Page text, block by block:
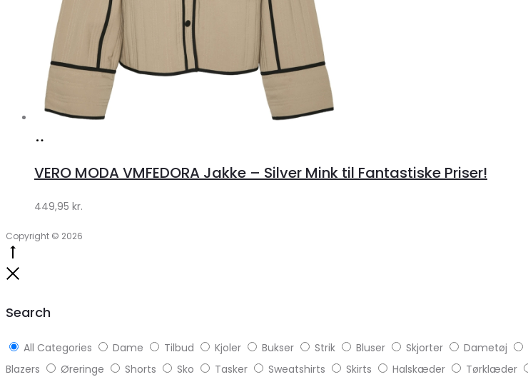
Klædeskabet.dk
VERO MODA VMFEDORA Jakke – Silver Mink til Fantastiske Priser!
449,95 kr.
Copyright © 2026
Search
All Categories Dame Tilbud Kjoler Bukser Strik Bluser Skjorter Dametøj
Blazers
Øreringe Shorts Sko Tasker Sweatshirts Skirts Halskæder Tørklæder